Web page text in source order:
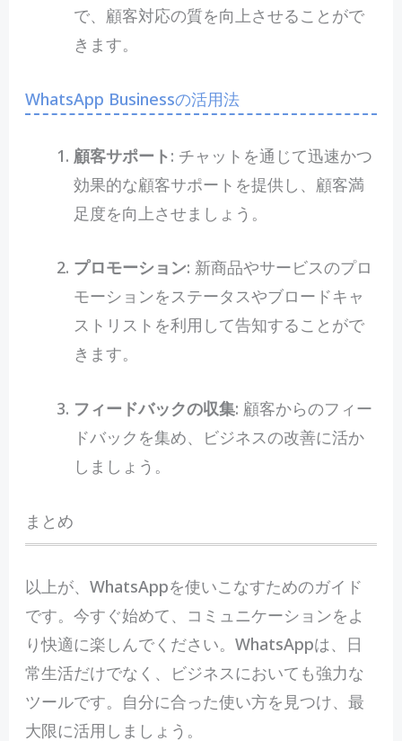
で、顧客対応の質を向上させることがで
きます。
WhatsApp Businessの活用法
顧客サポート: チャットを通じて迅速かつ
効果的な顧客サポートを提供し、顧客満
足度を向上させましょう。
プロモーション: 新商品やサービスのプロ
モーションをステータスやブロードキャ
ストリストを利用して告知することがで
きます。
フィードバックの収集: 顧客からのフィー
ドバックを集め、ビジネスの改善に活か
しましょう。
まとめ
以上が、WhatsAppを使いこなすためのガイド
です。今すぐ始めて、コミュニケーションをよ
り快適に楽しんでください。WhatsAppは、日
常生活だけでなく、ビジネスにおいても強力な
ツールです。自分に合った使い方を見つけ、最
大限に活用しましょう。